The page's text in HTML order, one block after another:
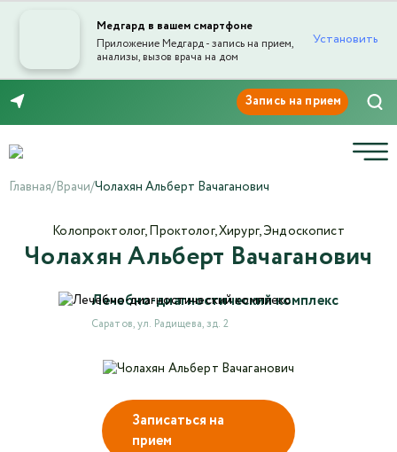
Медгард в вашем смартфоне
Приложение Медгард - запись на прием,
анализы, вызов врача на дом
Установить
Главная/Врачи/Чолахян Альберт Вачаганович
Записаться на
прием
Чолахян Альберт Вачаганович
Лечебно-диагностический комплекс
Саратов, ул. Радищева, зд. 2
Колопроктолог, Проктолог, Хирург, Эндоскопист
Отправка отзыва
Текст отзыва*
Ваша оценка